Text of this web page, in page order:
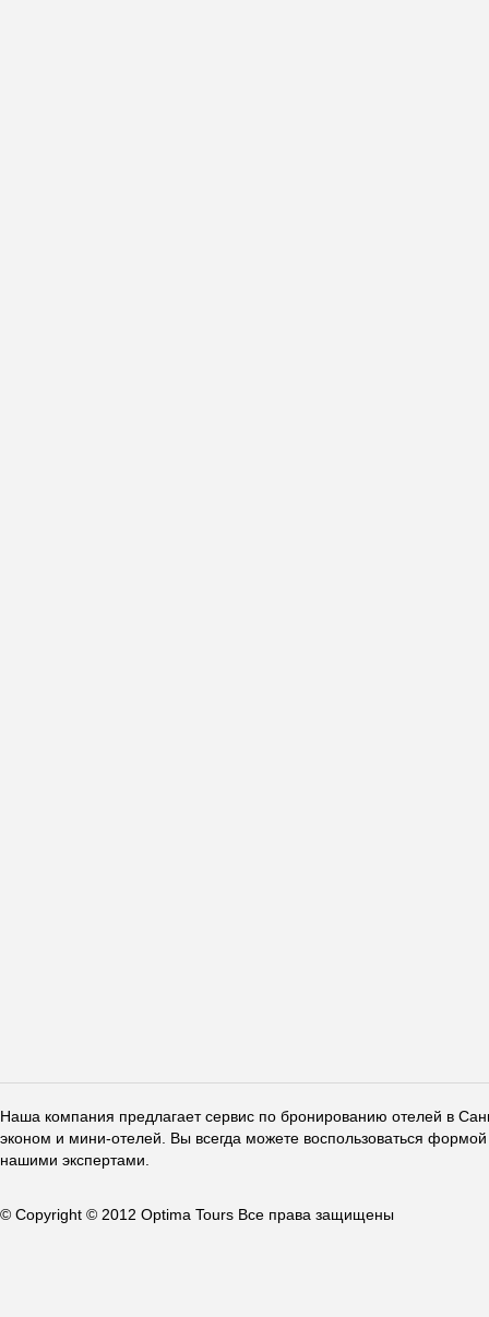
Наша компания предлагает сервис по бронированию отелей в
эконом и мини-отелей. Вы всегда можете воспользоваться
нашими экспертами.
© Copyright © 2012 Optima Tours Все права защищены